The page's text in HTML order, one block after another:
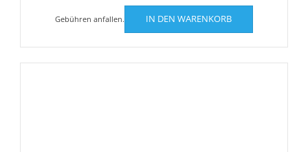
Gebühren anfallen. IN DEN WARENKORB